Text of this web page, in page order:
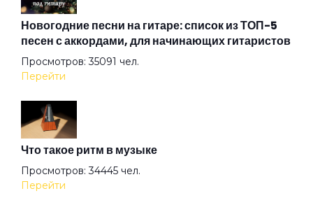
Все вокруг боятся радости паяца
Всё остальное дым
Всё хорошо!
Новогодние песни на гитаре: список из ТОП-5
песен с аккордами, для начинающих гитаристов
Просмотров: 35091 чел.
Перейти
Что такое ритм в музыке
Просмотров: 34445 чел.
Перейти